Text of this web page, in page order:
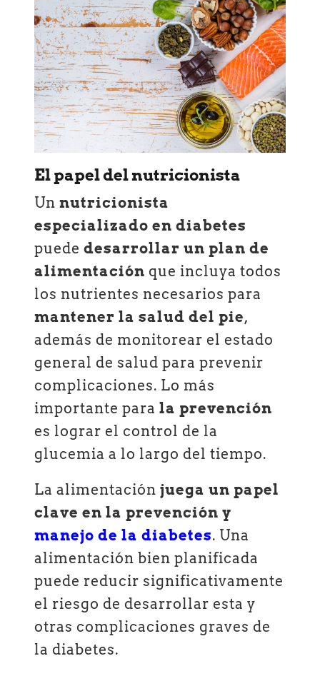
El papel del nutricionista
Unnutricionista
especializado en diabetes
puededesarrollar un plan de
alimentación que incluya todos
los nutrientes necesarios para
mantener la salud del pie,
además de monitorear el estado
general de salud para prevenir
complicaciones. Lo más
importante parala prevención
es lograr el control de la
glucemia a lo largo del tiempo.
La alimentaciónjuega un papel
clave en la prevención y
manejo de la diabetes. Una
alimentación bien planificada
puede reducir significativamente
el riesgo de desarrollar esta y
otras complicaciones graves de
la diabetes.